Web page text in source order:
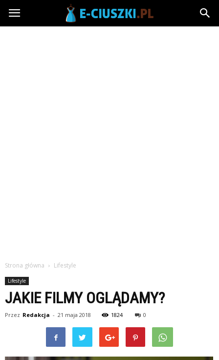
Strona główna Lifestyle
Lifestyle
JAKIE FILMY OGLĄDAMY?
Przez Redakcja - 21 maja 2018 1824 0